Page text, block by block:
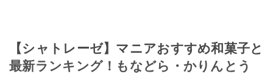
【シャトレーゼ】マニアおすすめ和菓子と
最新ランキング！もなどら・かりんとう